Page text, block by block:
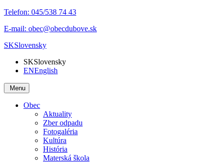
Telefon: 045/538 74 43
E-mail: obec@obecdubove.sk
SKSlovensky
SKSlovensky
ENEnglish
Menu
Obec
Aktuality
Zber odpadu
Fotogaléria
Kultúra
História
Materská škola